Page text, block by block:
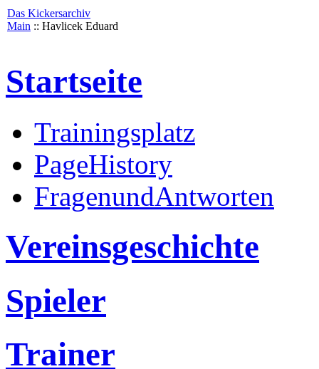
Das Kickersarchiv
Main :: Havlicek Eduard
Startseite
Trainingsplatz
PageHistory
FragenundAntworten
Vereinsgeschichte
Spieler
Trainer